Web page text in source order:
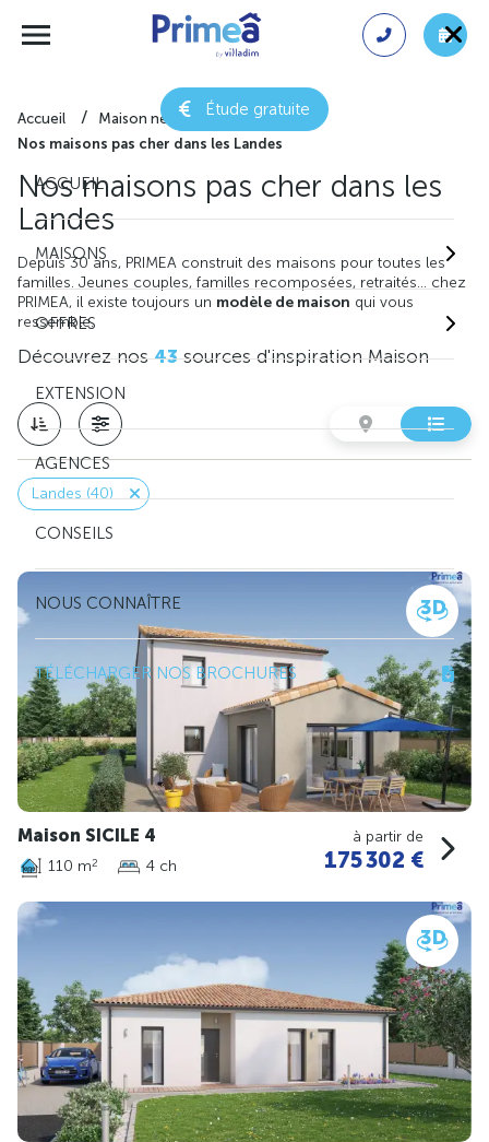
Étude gratuite
ACCUEIL
MAISONS
OFFRES
EXTENSION
AGENCES
CONSEILS
NOUS CONNAÎTRE
TÉLÉCHARGER NOS BROCHURES
Accueil
Maison neuve
Nos maisons pas cher dans les Landes
Nos maisons pas cher dans les
Landes
Depuis 30 ans, PRIMEA construit des maisons pour toutes les
familles. Jeunes couples, familles recomposées, retraités… chez
PRIMEA, il existe toujours un modèle de maison qui vous
ressemble.
Découvrez nos43sources d'inspiration Maison
Landes (40)
Maison SICILE 4
110 m2 4 ch
à partir de
175 302 €